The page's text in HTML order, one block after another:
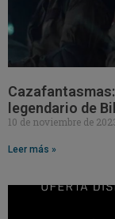
legendario de
10 de noviembre de
Leer más »